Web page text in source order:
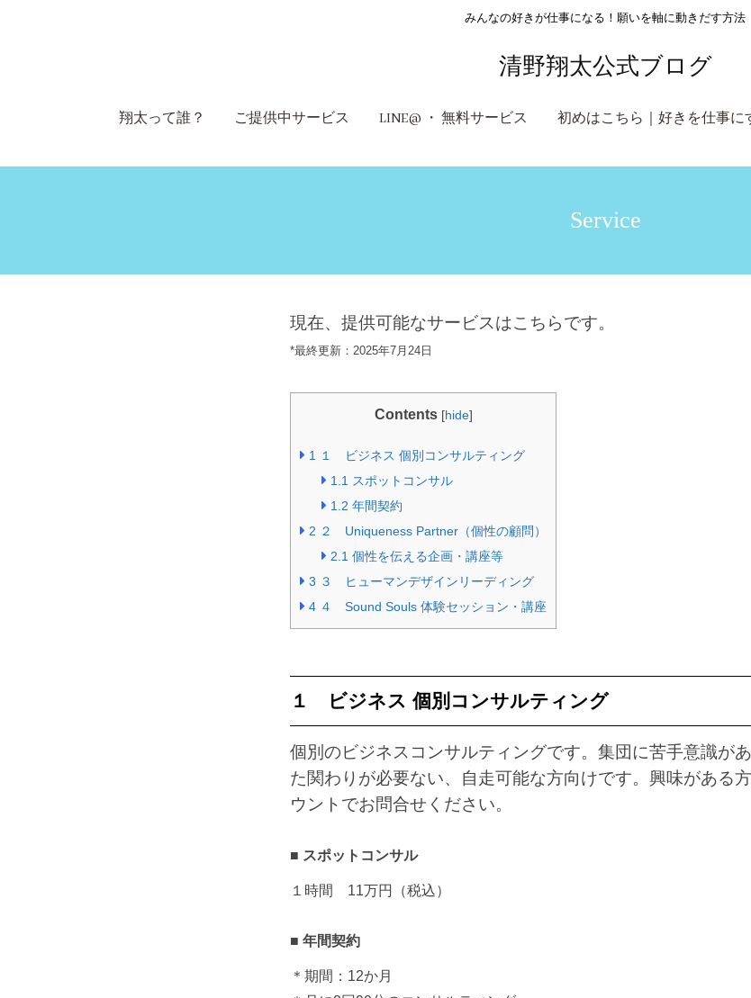
みんなの好きが仕事になる！願いを軸に動きだす方法
清野翔太公式ブログ
翔太って誰？ ご提供中サービス LINE@ ・ 無料サービス 初めはこちら｜好きを仕事に
Service
現在、提供可能なサービスはこちらです。
*最終更新：2025年7月24日
Contents [hide]
1 １ ビジネス 個別コンサルティング
1.1 スポットコンサル
1.2 年間契約
2 ２ Uniqueness Partner（個性の顧問）
2.1 個性を伝える企画・講座等
3 ３ ヒューマンデザインリーディング
4 ４ Sound Souls 体験セッション・講座
１ ビジネス 個別コンサルティング
個別のビジネスコンサルティングです。集団に苦手意識が
た関わりが必要ない、自走可能な方向けです。興味がある
ウントでお問合せください。
スポットコンサル
１時間 11万円（税込）
年間契約
＊期間：12か月